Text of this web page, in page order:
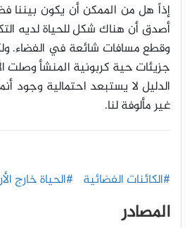
إذاً هل من الممكن أن يكون بيننا
أصدق أن هناك شكل للحياة لديه
وقطع مسافات شائعة في الفضاء.
جزيئات حية كربونية المنشأ وصلت
الدليل لا يستبعد احتمالية وجود
غير مألوفة لنا.
#الكائنات الفضائية #الحياة خارج
المصادر